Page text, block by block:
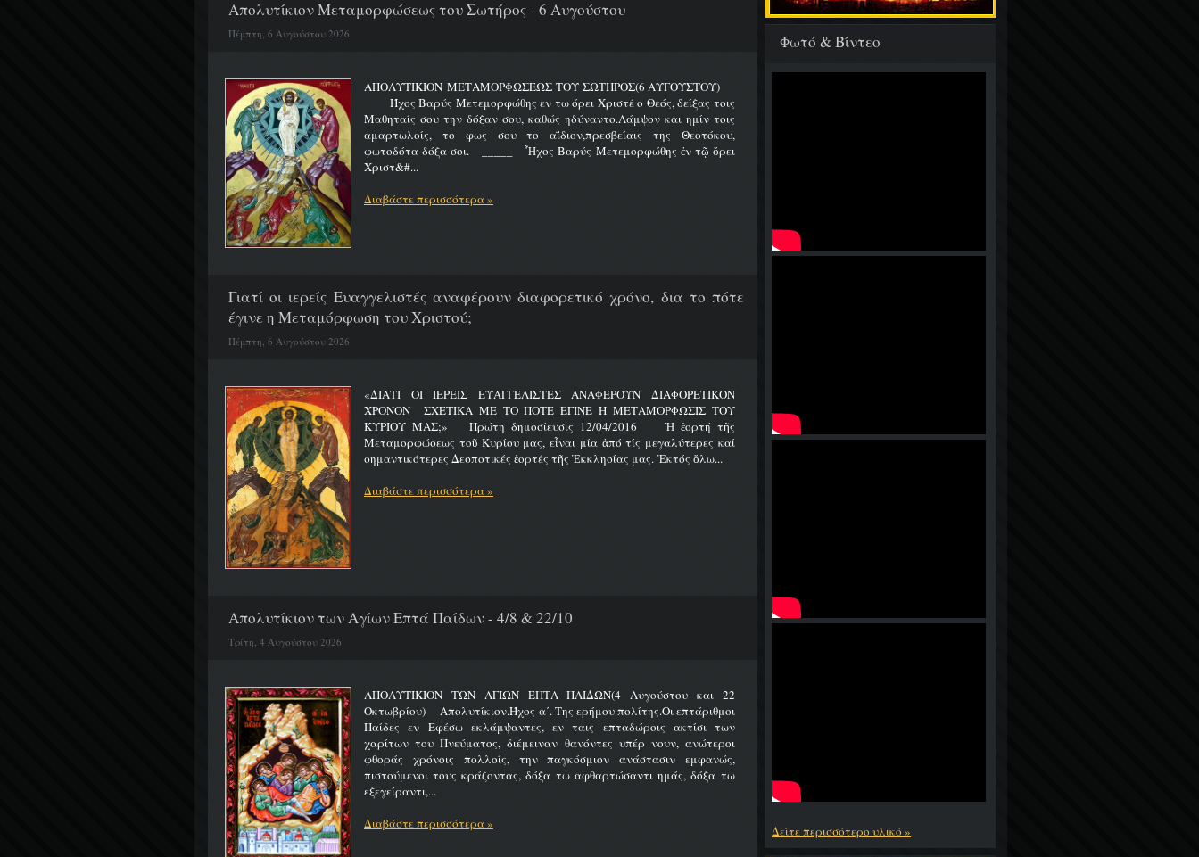
Φωτό & Βίντεο
Δείτε περισσότερο υλικό »
Απολυτίκιον Μεταμορφώσεως του Σωτήρος - 6 Αυγούστου
Πέμπτη, 6 Αυγούστου 2026
ΑΠΟΛΥΤΙΚΙΟΝ ΜΕΤΑΜΟΡΦΩΣΕΩΣ ΤΟΥ ΣΩΤΗΡΟΣ(6 ΑΥΓΟΥΣΤΟΥ)
Ήχος Βαρύς Μετεμορφώθης εν τω όρει Χριστέ ο Θεός, δείξας τοις
Μαθηταίς σου την δόξαν σου, καθώς ηδύναντο.Λάμψον και ημίν τοις
αμαρτωλοίς, το φως σου το αΐδιον,πρεσβείαις της Θεοτόκου,
φωτοδότα δόξα σοι. _____ Ἦχος Βαρύς Μετεμορφώθης ἐν τῷ ὄρει
Χριστ&#...
Διαβάστε περισσότερα »
Γιατί οι ιερείς Ευαγγελιστές αναφέρουν διαφορετικό χρόνο, δια το πότε
έγινε η Μεταμόρφωση του Χριστού;
Πέμπτη, 6 Αυγούστου 2026
«ΔΙΑΤΙ ΟΙ ΙΕΡΕΙΣ ΕΥΑΓΓΕΛΙΣΤΕΣ ΑΝΑΦΕΡΟΥΝ ΔΙΑΦΟΡΕΤΙΚΟΝ
ΧΡΟΝΟΝ ΣΧΕΤΙΚΑ ΜΕ ΤΟ ΠΟΤΕ ΕΓΙΝΕ Η ΜΕΤΑΜΟΡΦΩΣΙΣ ΤΟΥ
ΚΥΡΙΟΥ ΜΑΣ;» Πρώτη δημοσίευσις 12/04/2016 Ἡ ἑορτή τῆς
Μεταμορφώσεως τοῦ Κυρίου μας, εἶναι μία ἀπό τίς μεγαλύτερες καί
σημαντικότερες Δεσποτικές ἑορτές τῆς Ἐκκλησίας μας. Ἐκτός ὅλω...
Διαβάστε περισσότερα »
Απολυτίκιον των Αγίων Επτά Παίδων - 4/8 & 22/10
Τρίτη, 4 Αυγούστου 2026
ΑΠΟΛΥΤΙΚΙΟΝ ΤΩΝ ΑΓΙΩΝ ΕΠΤΑ ΠΑΙΔΩΝ(4 Αυγούστου και 22
Οκτωβρίου) Απολυτίκιον.Ήχος α΄. Της ερήμου πολίτης.Οι επτάριθμοι
Παίδες εν Εφέσω εκλάμψαντες, εν ταις επταδώροις ακτίσι των
χαρίτων του Πνεύματος, διέμειναν θανόντες υπέρ νουν, ανώτεροι
φθοράς χρόνοις πολλοίς, την παγκόσμιον ανάστασιν εμφανώς,
πιστούμενοι τους κράζοντας, δόξα τω αφθαρτώσαντι ημάς, δόξα τω
εξεγείραντι,...
Διαβάστε περισσότερα »